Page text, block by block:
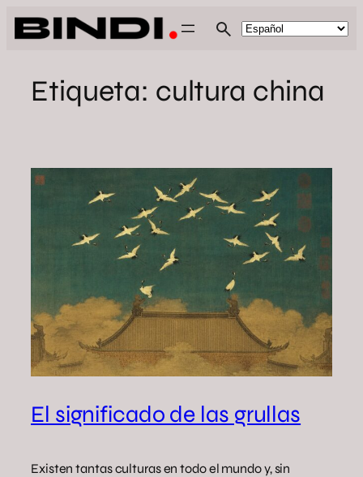
Saltar
al
Etiqueta: cultura china
El significado de las grullas
Existen tantas culturas en todo el mundo y, sin